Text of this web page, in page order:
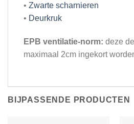
• Zwarte scharnieren
• Deurkruk
EPB ventilatie-norm: deze
maximaal 2cm ingekort
BIJPASSENDE PRODUCTEN